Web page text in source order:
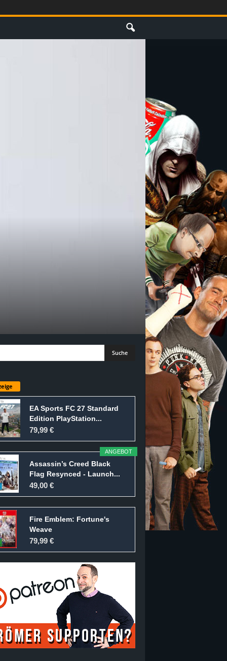
EA Sports FC 27 Standard
Edition PlayStation...
79,99 €
ANGEBOT
Assassin’s Creed Black
Flag Resynced - Launch...
49,00 €
Fire Emblem: Fortune's
Weave
79,99 €